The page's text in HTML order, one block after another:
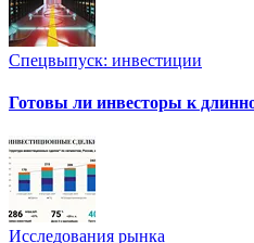
Спецвыпуск: инвестиции
Готовы ли инвесторы к
Исследования рынка